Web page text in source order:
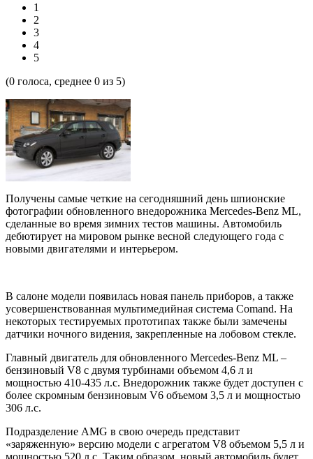
1
2
3
4
5
(0 голоса, среднее 0 из 5)
Получены самые четкие на сегодняшний день шпионские
фотографии обновленного внедорожника Mercedes-Benz ML,
сделанные во время зимних тестов машины. Автомобиль
дебютирует на мировом рынке весной следующего года с
новыми двигателями и интерьером.
В салоне модели появилась новая панель приборов, а также
усовершенствованная мультимедийная система Comand. На
некоторых тестируемых прототипах также были замечены
датчики ночного видения, закрепленные на лобовом стекле.
Главный двигатель для обновленного Mercedes-Benz ML –
бензиновый V8 с двумя турбинами объемом 4,6 л и
мощностью 410-435 л.с. Внедорожник также будет доступен с
более скромным бензиновым V6 объемом 3,5 л и мощностью
306 л.с.
Подразделение AMG в свою очередь представит
«заряженную» версию модели с агрегатом V8 объемом 5,5 л и
мощностью 520 л.с. Таким образом, новый автомобиль будет